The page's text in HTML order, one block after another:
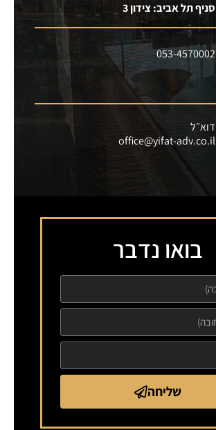
סניף תל אביב: צידון 3
053-4570002
דוא״ל
office@yifat-adv.co.il
בואו נדבר
שליחה